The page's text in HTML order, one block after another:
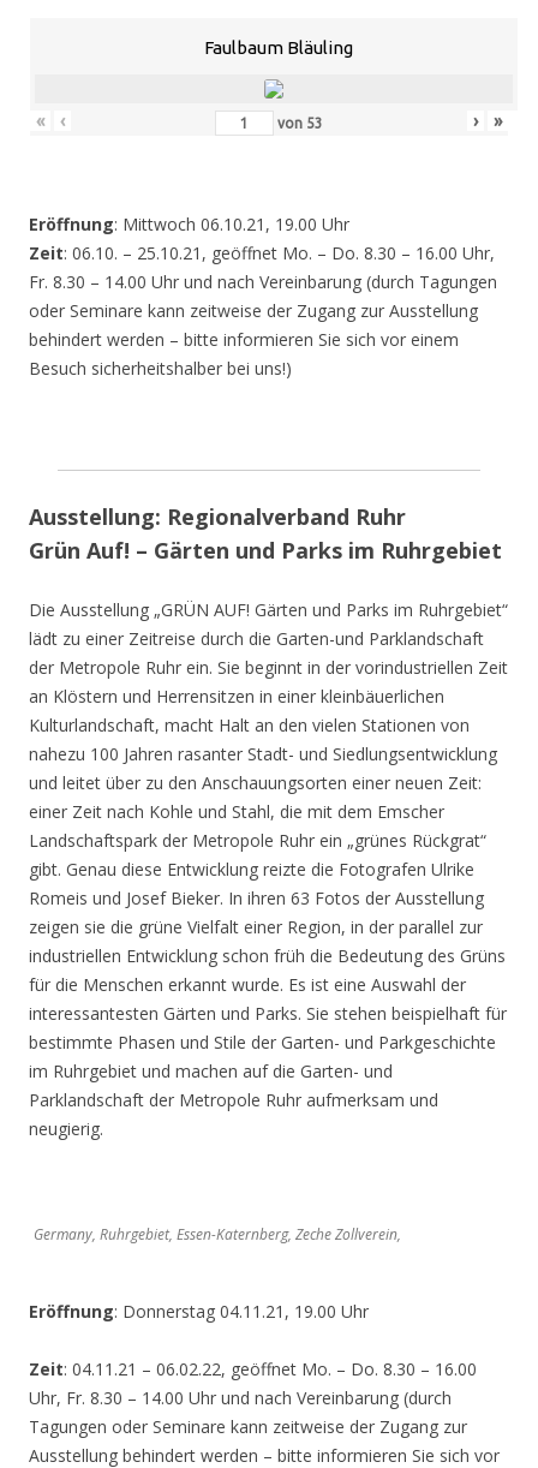
Faulbaum Bläuling
« ‹ von 53 › »
Eröffnung: Mittwoch 06.10.21, 19.00 Uhr
Zeit: 06.10. – 25.10.21, geöffnet Mo. – Do. 8.30 – 16.00 Uhr,
Fr. 8.30 – 14.00 Uhr und nach Vereinbarung (durch Tagungen
oder Seminare kann zeitweise der Zugang zur Ausstellung
behindert werden – bitte informieren Sie sich vor einem
Besuch sicherheitshalber bei uns!)
Ausstellung: Regionalverband Ruhr
Grün Auf! – Gärten und Parks im Ruhrgebiet
Die Ausstellung „GRÜN AUF! Gärten und Parks im Ruhrgebiet“
lädt zu einer Zeitreise durch die Garten-und Parklandschaft
der Metropole Ruhr ein. Sie beginnt in der vorindustriellen Zeit
an Klöstern und Herrensitzen in einer kleinbäuerlichen
Kulturlandschaft, macht Halt an den vielen Stationen von
nahezu 100 Jahren rasanter Stadt- und Siedlungsentwicklung
und leitet über zu den Anschauungsorten einer neuen Zeit:
einer Zeit nach Kohle und Stahl, die mit dem Emscher
Landschaftspark der Metropole Ruhr ein „grünes Rückgrat“
gibt. Genau diese Entwicklung reizte die Fotografen Ulrike
Romeis und Josef Bieker. In ihren 63 Fotos der Ausstellung
zeigen sie die grüne Vielfalt einer Region, in der parallel zur
industriellen Entwicklung schon früh die Bedeutung des Grüns
für die Menschen erkannt wurde. Es ist eine Auswahl der
interessantesten Gärten und Parks. Sie stehen beispielhaft für
bestimmte Phasen und Stile der Garten- und Parkgeschichte
im Ruhrgebiet und machen auf die Garten- und
Parklandschaft der Metropole Ruhr aufmerksam und
neugierig.
Germany, Ruhrgebiet, Essen-Katernberg, Zeche Zollverein,
Eröffnung: Donnerstag 04.11.21, 19.00 Uhr
Zeit: 04.11.21 – 06.02.22, geöffnet Mo. – Do. 8.30 – 16.00
Uhr, Fr. 8.30 – 14.00 Uhr und nach Vereinbarung (durch
Tagungen oder Seminare kann zeitweise der Zugang zur
Ausstellung behindert werden – bitte informieren Sie sich vor